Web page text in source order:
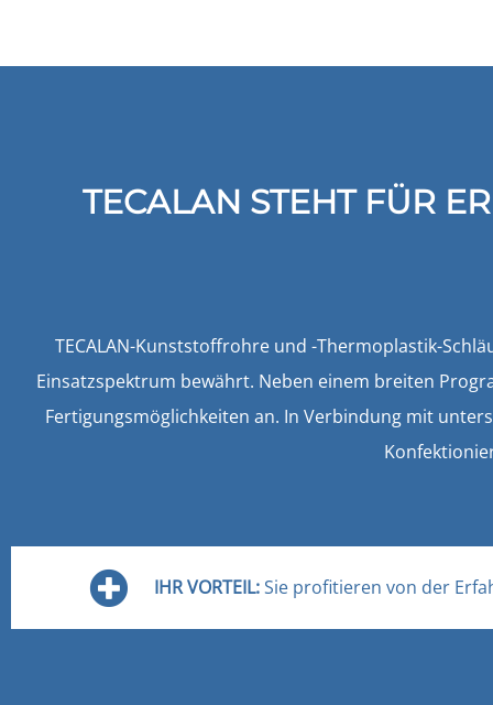
TECALAN STEHT FÜR
TECALAN-Kunststoffrohre und -Thermoplastik-
Einsatzspektrum bewährt. Neben einem breiten
Fertigungsmöglichkeiten an. In Verbindung mit
IHR VORTEIL:Sie profitieren von der